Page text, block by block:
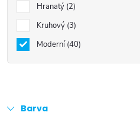
Hranatý 2
Kruhový 3
Moderní 40
Barva